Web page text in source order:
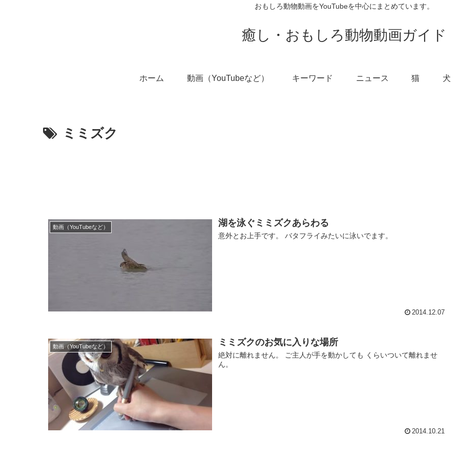
おもしろ動物動画をYouTubeを中心にまとめています。
癒し・おもしろ動物動画ガイド
ホーム 動画（YouTubeなど） キーワード ニュース 猫 犬
ミミズク
動画（YouTubeなど） 湖を泳ぐミミズクあらわる
意外とお上手です。 バタフライみたいに泳いでます。
2014.12.07
動画（YouTubeなど） ミミズクのお気に入りな場所
絶対に離れません。 ご主人が手を動かしても くらいついて離れませ
ん。
2014.10.21